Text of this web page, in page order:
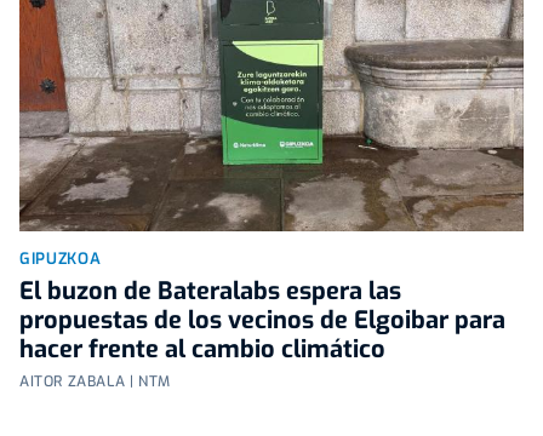
GIPUZKOA
El buzon de Bateralabs espera las
propuestas de los vecinos de Elgoibar para
hacer frente al cambio climático
AITOR ZABALA | NTM